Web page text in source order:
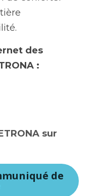
des
:
de